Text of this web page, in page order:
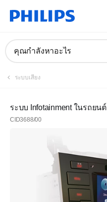
คุณกำลังหาอะไร
ระบบเสียง
ระบบ Infotainment ในรถยนต์
CID3688/00